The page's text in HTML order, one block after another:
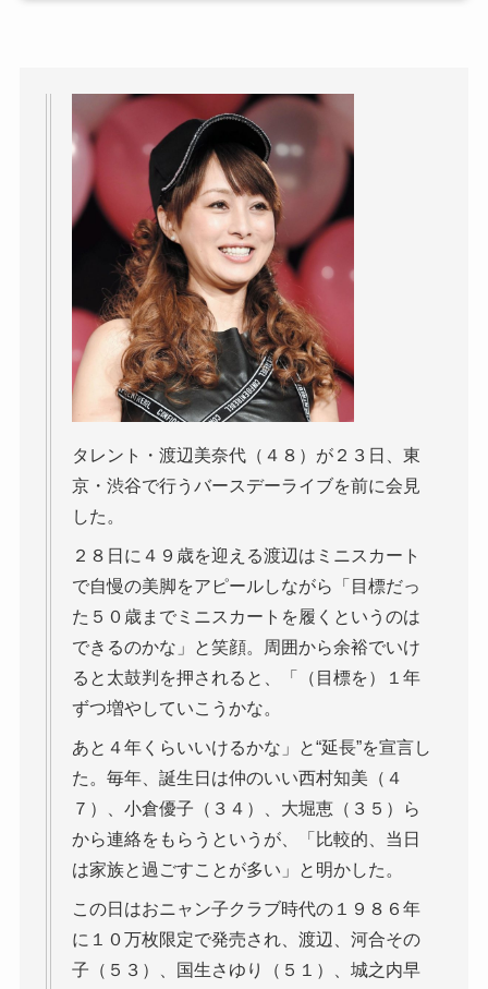
タレント・渡辺美奈代（４８）が２３日、東
京・渋谷で行うバースデーライブを前に会見
した。
２８日に４９歳を迎える渡辺はミニスカート
で自慢の美脚をアピールしながら「目標だっ
た５０歳までミニスカートを履くというのは
できるのかな」と笑顔。周囲から余裕でいけ
ると太鼓判を押されると、「（目標を）１年
ずつ増やしていこうかな。
あと４年くらいいけるかな」と“延長”を宣言し
た。毎年、誕生日は仲のいい西村知美（４
７）、小倉優子（３４）、大堀恵（３５）ら
から連絡をもらうというが、「比較的、当日
は家族と過ごすことが多い」と明かした。
この日はおニャン子クラブ時代の１９８６年
に１０万枚限定で発売され、渡辺、河合その
子（５３）、国生さゆり（５１）、城之内早